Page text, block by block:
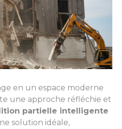
en un espace moderne
une approche réfléchie et
partielle intelligente
solution idéale,